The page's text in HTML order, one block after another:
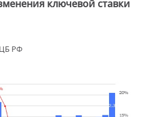
ключевой ставки
РФ